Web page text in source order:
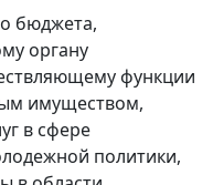
бюджета,
органу
функции
имуществом,
в сфере
политики,